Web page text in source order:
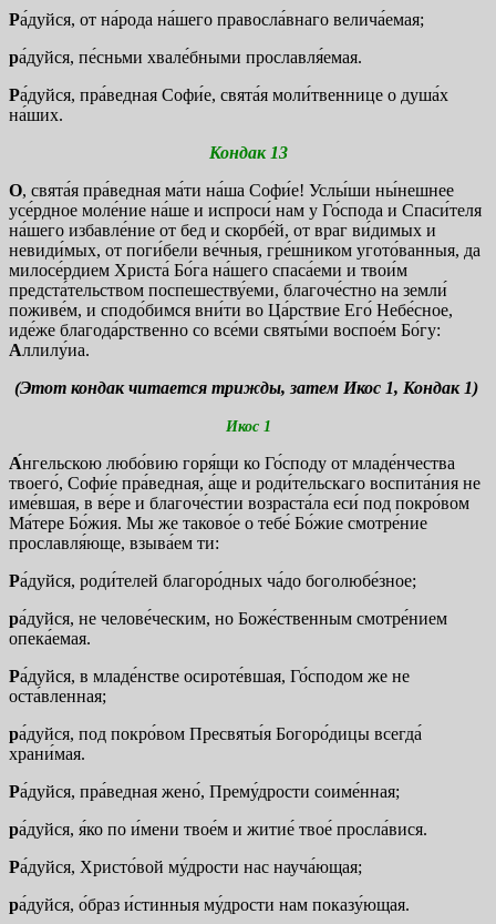
Ра́дуйся, от на́рода на́шего правосла́внаго велича́емая;
ра́дуйся, пе́сньми хвале́бными прославля́емая.
Ра́дуйся, пра́ведная Софи́е, свята́я моли́твеннице о душа́х
на́ших.
Кондак 13
О, свята́я пра́ведная ма́ти на́ша Софи́е! Услы́ши ны́нешнее
усе́рдное моле́ние на́ше и испроси́ нам у Го́спода и Спаси́теля
на́шего избавле́ние от бед и скорбе́й, от враг ви́димых и
невиди́мых, от поги́бели ве́чныя, гре́шником угото́ванныя, да
милосе́рдием Христа́ Бо́га на́шего спаса́еми и твои́м
предста́тельством поспешеству́еми, благоче́стно на земли́
поживе́м, и сподо́бимся вни́ти во Ца́рствие Его́ Небе́сное,
иде́же благода́рственно со все́ми святы́ми воспое́м Бо́гу:
Аллилу́иа.
(Этот кондак читается трижды, затем Икос 1, Кондак 1)
Икос 1
А́нгельскою любо́вию горя́щи ко Го́споду от младе́нчества
твоего́, Софи́е пра́ведная, а́ще и роди́тельскаго воспита́ния не
име́вшая, в ве́ре и благоче́стии возраста́ла еси́ под покро́вом
Ма́тере Бо́жия. Мы же таково́е о тебе́ Бо́жие смотре́ние
прославля́юще, взыва́ем ти:
Ра́дуйся, роди́телей благоро́дных ча́до боголюбе́зное;
ра́дуйся, не челове́ческим, но Боже́ственным смотре́нием
опека́емая.
Ра́дуйся, в младе́нстве осироте́вшая, Го́сподом же не
оста́вленная;
ра́дуйся, под покро́вом Пресвяты́я Богоро́дицы всегда́
храни́мая.
Ра́дуйся, пра́ведная жено́, Прему́дрости соиме́нная;
ра́дуйся, я́ко по и́мени твое́м и житие́ твое́ просла́вися.
Ра́дуйся, Христо́вой му́дрости нас науча́ющая;
ра́дуйся, о́браз и́стинныя му́дрости нам показу́ющая.